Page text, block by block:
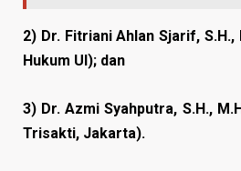
2) Dr. Fitriani Ahlan Sjarif,
Hukum UI); dan
3) Dr. Azmi Syahputra, S.H.,
Trisakti, Jakarta).